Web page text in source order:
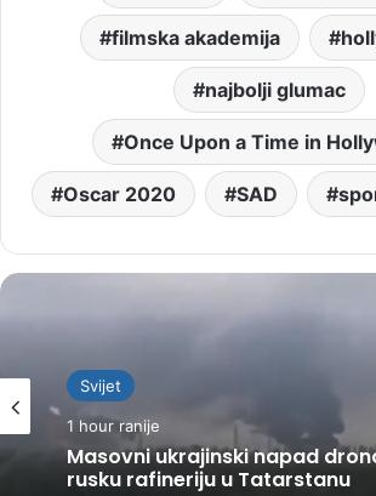
filmska akademija
najbolji glumac
Once Upon a Time in
Oscar 2020 SAD
Svijet
1 hour ranije
Masovni ukrajinski napad
rusku rafineriju u Tatarstanu